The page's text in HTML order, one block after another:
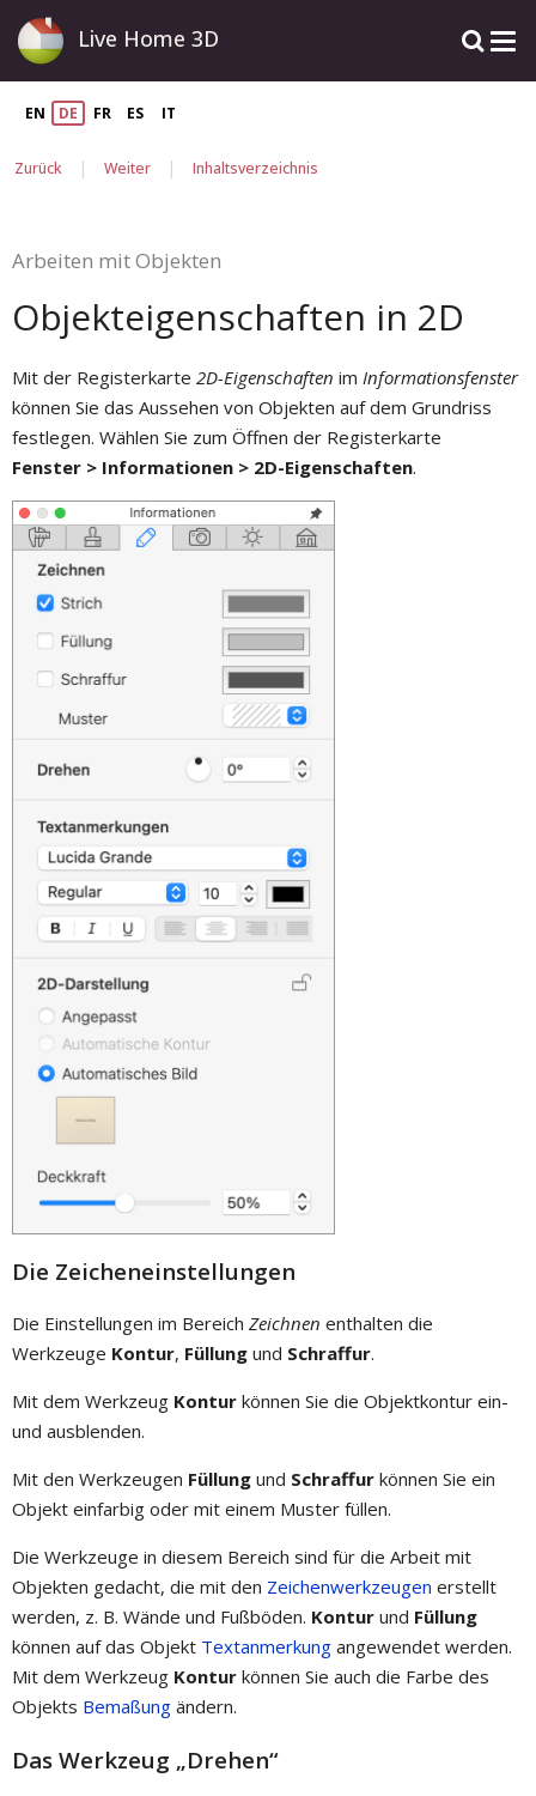
Live Home 3D
EN DE FR ES IT
Zurück | Weiter | Inhaltsverzeichnis
Arbeiten mit Objekten
Objekteigenschaften in 2D
Mit der Registerkarte 2D-Eigenschaften im Informationsfenster
können Sie das Aussehen von Objekten auf dem Grundriss
festlegen. Wählen Sie zum Öffnen der Registerkarte
Fenster > Informationen > 2D-Eigenschaften.
Die Zeicheneinstellungen
Die Einstellungen im Bereich Zeichnen enthalten die
Werkzeuge Kontur, Füllung und Schraffur.
Mit dem Werkzeug Kontur können Sie die Objektkontur ein-
und ausblenden.
Mit den Werkzeugen Füllung und Schraffur können Sie ein
Objekt einfarbig oder mit einem Muster füllen.
Die Werkzeuge in diesem Bereich sind für die Arbeit mit
Objekten gedacht, die mit den Zeichenwerkzeugen erstellt
werden, z. B. Wände und Fußböden. Kontur und Füllung
können auf das Objekt Textanmerkung angewendet werden.
Mit dem Werkzeug Kontur können Sie auch die Farbe des
Objekts Bemaßung ändern.
Das Werkzeug „Drehen“